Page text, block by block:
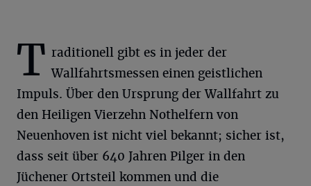
T raditionell gibt es in jeder der
Wallfahrtsmessen einen geistlichen
Impuls. Über den Ursprung der Wallfahrt zu
den Heiligen Vierzehn Nothelfern von
Neuenhoven ist nicht viel bekannt; sicher ist,
dass seit über 640 Jahren Pilger in den
Jüchener Ortsteil kommen und die